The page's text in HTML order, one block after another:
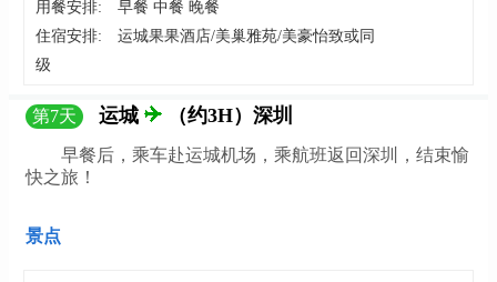
用餐安排:
早餐 中餐 晚餐
住宿安排:
运城果果酒店/美巢雅苑/美豪怡致或同
级
第7天 运城 （约3H）深圳
早餐后，乘车赴运城机场，乘航班返回深圳，结束愉
快之旅！
景点